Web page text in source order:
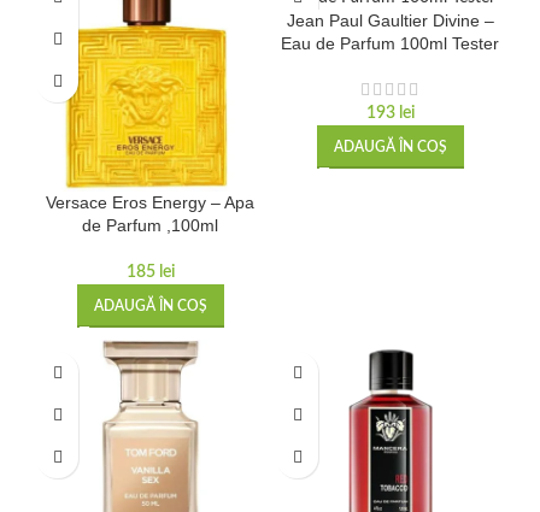
Versace Eros Energy – Apa
de Parfum ,100ml
185 lei
ADAUGĂ ÎN COȘ
Jean Paul Gaultier Divine –
Eau de Parfum 100ml Tester
193 lei
ADAUGĂ ÎN COȘ